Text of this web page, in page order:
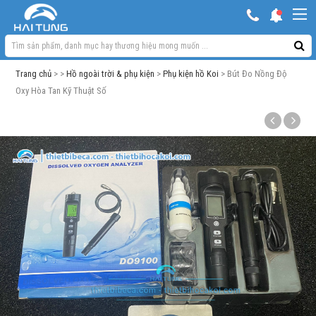
Trang chủ > >Hồ ngoài trời & phụ kiện >Phụ kiện hồ Koi > Bút Đo Nồng Độ
Oxy Hòa Tan Kỹ Thuật Số
Hồ ngoài trời & phụ kiện
Máy móc phụ kiện khác
Thuốc cho cá cảnh
Xử lý nước
Thức ăn cá
Đèn bể cá
Bể cá cảnh
Trang trí bể cá